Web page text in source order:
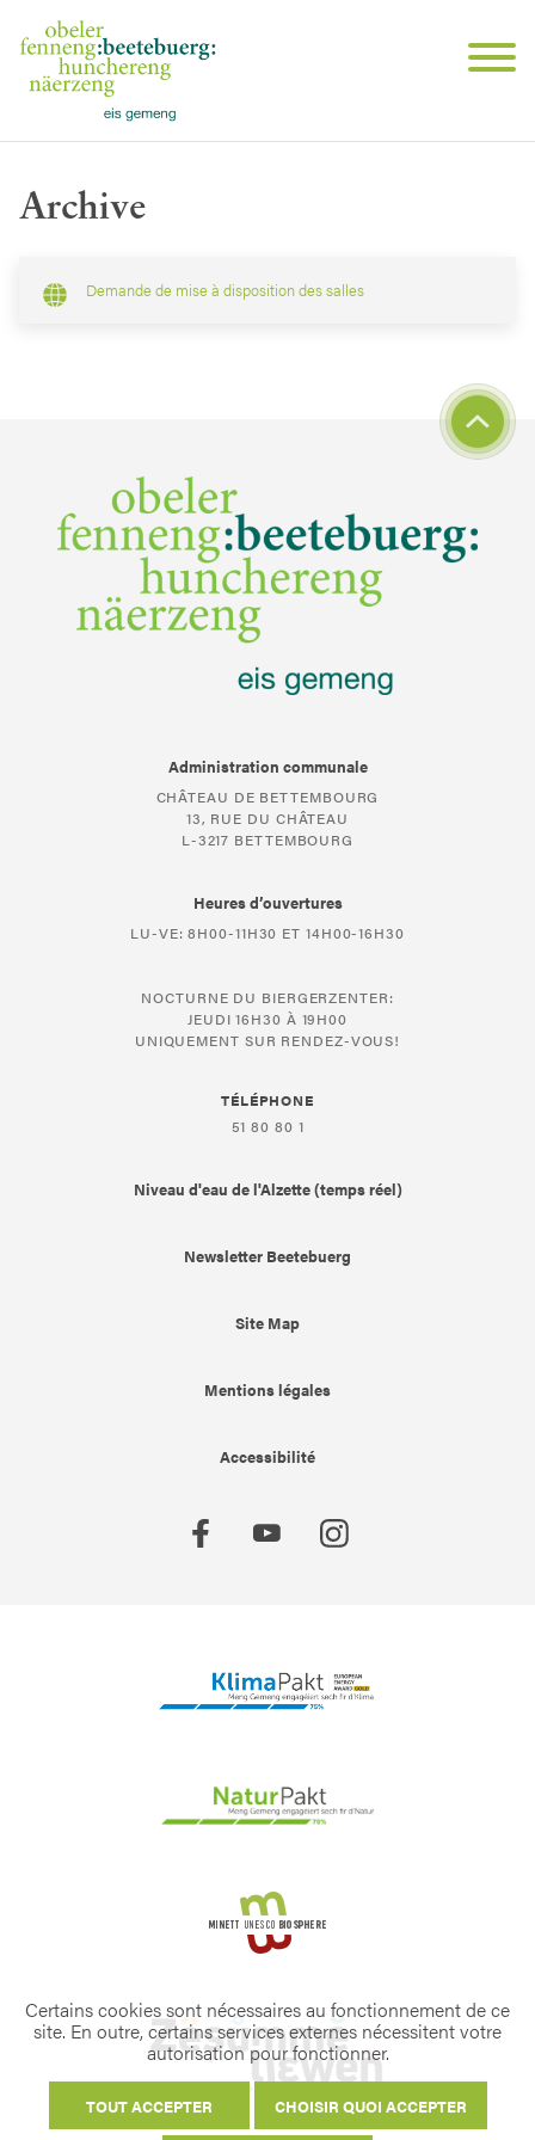
Archive
Demande de mise à disposition des salles
Administration communale
CHÂTEAU DE BETTEMBOURG
13, RUE DU CHÂTEAU
L-3217 BETTEMBOURG
Heures d’ouvertures
LU-VE: 8H00-11H30 ET 14H00-16H30
NOCTURNE DU BIERGERZENTER:
JEUDI 16H30 À 19H00
UNIQUEMENT SUR RENDEZ-VOUS!
TÉLÉPHONE
51 80 80 1
Niveau d'eau de l'Alzette (temps réel)
Newsletter Beetebuerg
Site Map
Mentions légales
Accessibilité
Certains cookies sont nécessaires au fonctionnement de ce
site. En outre, certains services externes nécessitent votre
autorisation pour fonctionner.
TOUT ACCEPTER CHOISIR QUOI ACCEPTER